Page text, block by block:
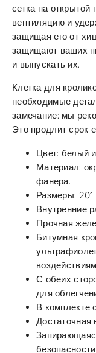
сетка на
вентиляцию и
защищая его от
защищают ваших
и выпускать их.
Клетка для
необходимые
замечание: мы
Это продлит срок
Цвет: белый
Материал:
фанера.
Размеры:
Внутренние
Прочная
Битумная
С обеих
для
В комплекте
Достаточная
безопасности